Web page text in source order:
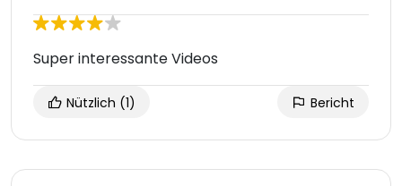
Super interessante Videos
Nützlich (1) Bericht